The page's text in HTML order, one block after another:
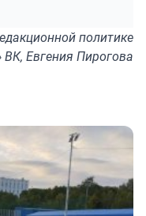
политике
Евгения Пирогова